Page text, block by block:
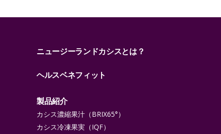
ニュージーランドカシスとは？
ヘルスベネフィット
製品紹介
カシス濃縮果汁（BRIX65°）
カシス冷凍果実（IQF）